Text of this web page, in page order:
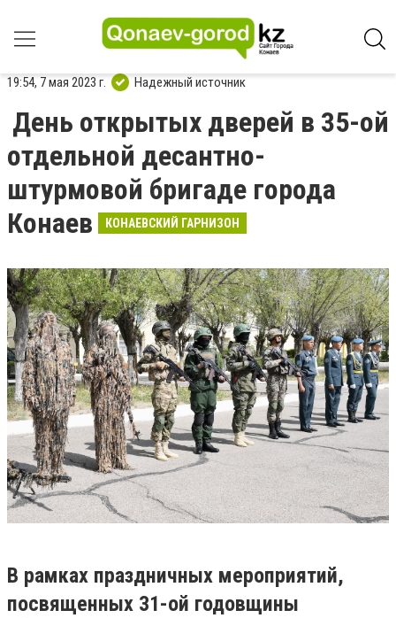
19:54, 7 мая 2023 г. Надежный источник
День открытых дверей в 35-ой
отдельной десантно-
штурмовой бригаде города
Конаев
КОНАЕВСКИЙ ГАРНИЗОН
В рамках праздничных мероприятий,
посвященных 31-ой годовщины